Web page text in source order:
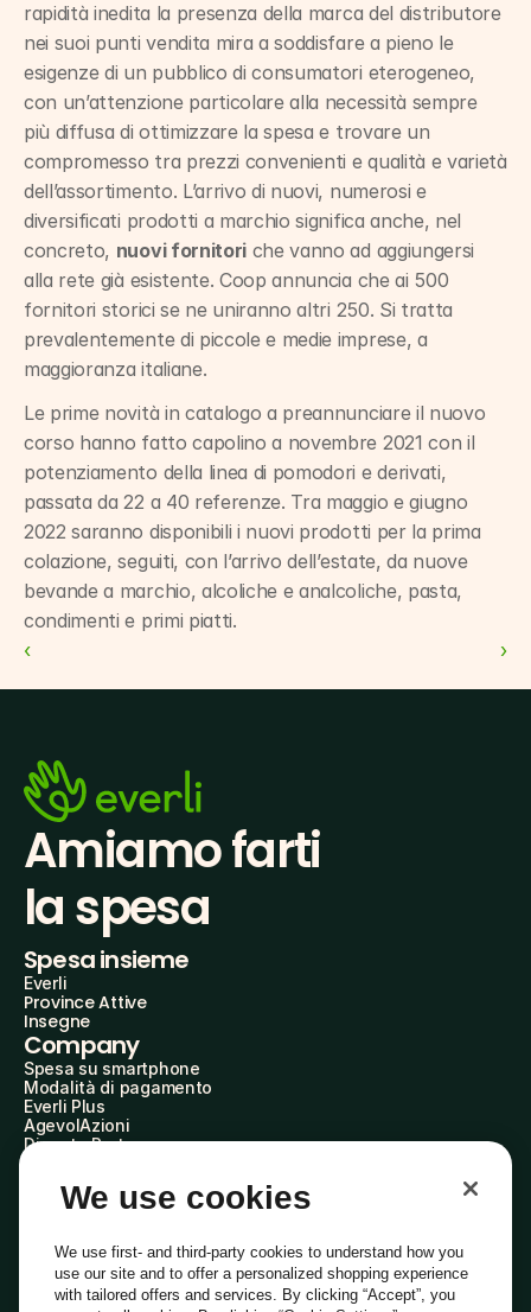
rapidità inedita la presenza della marca del distributore
nei suoi punti vendita mira a soddisfare a pieno le
esigenze di un pubblico di consumatori eterogeneo,
con un’attenzione particolare alla necessità sempre
più diffusa di ottimizzare la spesa e trovare un
compromesso tra prezzi convenienti e qualità e varietà
dell’assortimento. L’arrivo di nuovi, numerosi e
diversificati prodotti a marchio significa anche, nel
concreto, nuovi fornitori che vanno ad aggiungersi
alla rete già esistente. Coop annuncia che ai 500
fornitori storici se ne uniranno altri 250. Si tratta
prevalentemente di piccole e medie imprese, a
maggioranza italiane.
Le prime novità in catalogo a preannunciare il nuovo
corso hanno fatto capolino a novembre 2021 con il
potenziamento della linea di pomodori e derivati,
passata da 22 a 40 referenze. Tra maggio e giugno
2022 saranno disponibili i nuovi prodotti per la prima
colazione, seguiti, con l’arrivo dell’estate, da nuove
bevande a marchio, alcoliche e analcoliche, pasta,
condimenti e primi piatti.
‹
›
Amiamo farti
la spesa
Spesa insieme
Everli
Province Attive
Insegne
Company
Spesa su smartphone
Modalità di pagamento
Everli Plus
AgevolAzioni
Diventa Partner
Everli Shoppers
About Us
Everli News
Domande frequenti
Lavora con noi
Diventa Shopper
We use cookies
We use first- and third-party cookies to understand how you
use our site and to offer a personalized shopping experience
with tailored offers and services. By clicking “Accept”, you